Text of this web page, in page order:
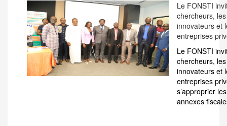
Le FONSTI
chercheurs, les
innovateurs et
entreprises
Le FONSTI
chercheurs, les
innovateurs et
entreprises
s’approprier les
annexes